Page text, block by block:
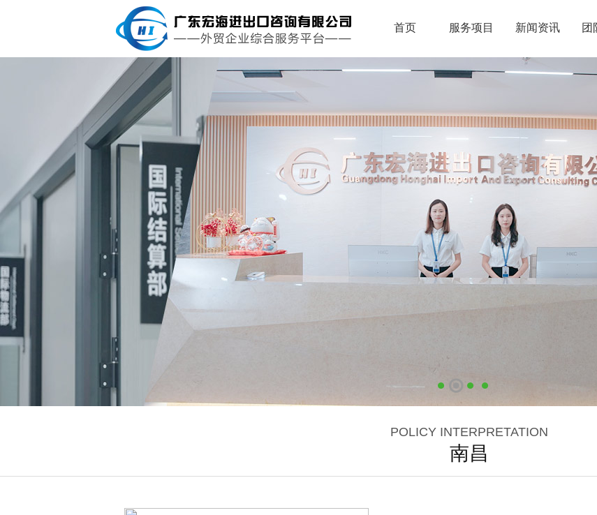
首页 服务项目 新闻资讯 团
POLICY INTERPRETATION
南昌